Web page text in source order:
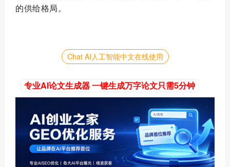
的供给格局。
Chat AI人工智能中文在线使用
专业AI论文生成器 一键生成万字论文只需5分钟